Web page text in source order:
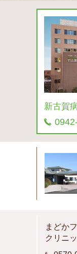
新古賀
まどか
クリニ